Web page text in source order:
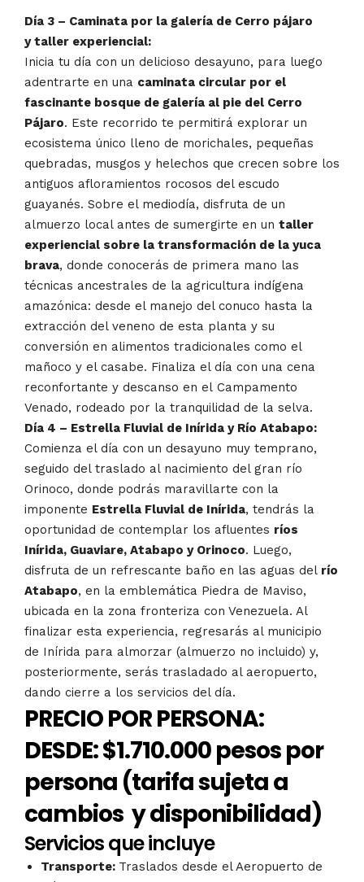
Día 3 – Caminata por la galería de Cerro pájaro
y taller experiencial:
Inicia tu día con un delicioso desayuno, para luego
adentrarte en una caminata circular por el
fascinante bosque de galería al pie del Cerro
Pájaro. Este recorrido te permitirá explorar un
ecosistema único lleno de morichales, pequeñas
quebradas, musgos y helechos que crecen sobre los
antiguos afloramientos rocosos del escudo
guayanés. Sobre el mediodía, disfruta de un
almuerzo local antes de sumergirte en un taller
experiencial sobre la transformación de la yuca
brava, donde conocerás de primera mano las
técnicas ancestrales de la agricultura indígena
amazónica: desde el manejo del conuco hasta la
extracción del veneno de esta planta y su
conversión en alimentos tradicionales como el
mañoco y el casabe. Finaliza el día con una cena
reconfortante y descanso en el Campamento
Venado, rodeado por la tranquilidad de la selva.
Día 4 – Estrella Fluvial de Inírida y Río Atabapo:
Comienza el día con un desayuno muy temprano,
seguido del traslado al nacimiento del gran río
Orinoco, donde podrás maravillarte con la
imponente Estrella Fluvial de Inírida, tendrás la
oportunidad de contemplar los afluentes ríos
Inírida, Guaviare, Atabapo y Orinoco. Luego,
disfruta de un refrescante baño en las aguas del río
Atabapo, en la emblemática Piedra de Maviso,
ubicada en la zona fronteriza con Venezuela. Al
finalizar esta experiencia, regresarás al municipio
de Inírida para almorzar (almuerzo no incluido) y,
posteriormente, serás trasladado al aeropuerto,
dando cierre a los servicios del día.
PRECIO POR PERSONA:
DESDE: $1.710.000 pesos por
persona (tarifa sujeta a
cambios y disponibilidad)
Servicios que incluye
Transporte: Traslados desde el Aeropuerto de